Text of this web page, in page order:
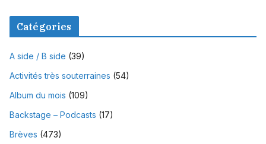
Catégories
A side / B side (39)
Activités très souterraines (54)
Album du mois (109)
Backstage – Podcasts (17)
Brèves (473)